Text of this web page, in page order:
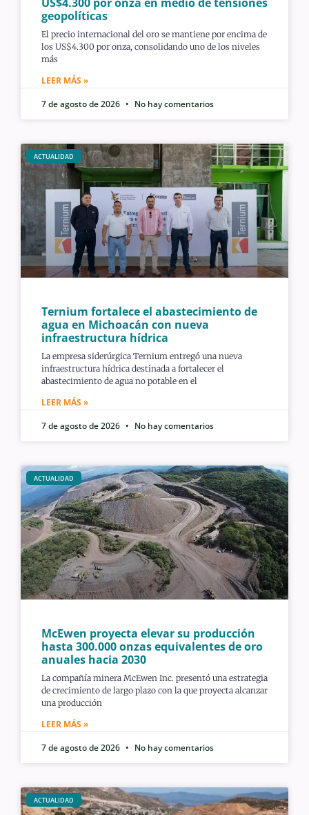
geopolíticas
El precio internacional del oro se mantiene por encima de
los US$4.300 por onza, consolidando uno de los niveles
más
LEER MÁS »
7 de agosto de 2026
No hay comentarios
ACTUALIDAD
Ternium fortalece el abastecimiento de
agua en Michoacán con nueva
infraestructura hídrica
La empresa siderúrgica Ternium entregó una nueva
infraestructura hídrica destinada a fortalecer el
abastecimiento de agua no potable en el
LEER MÁS »
7 de agosto de 2026
No hay comentarios
ACTUALIDAD
McEwen proyecta elevar su producción
hasta 300.000 onzas equivalentes de oro
anuales hacia 2030
La compañía minera McEwen Inc. presentó una estrategia
de crecimiento de largo plazo con la que proyecta alcanzar
una producción
LEER MÁS »
7 de agosto de 2026
No hay comentarios
ACTUALIDAD